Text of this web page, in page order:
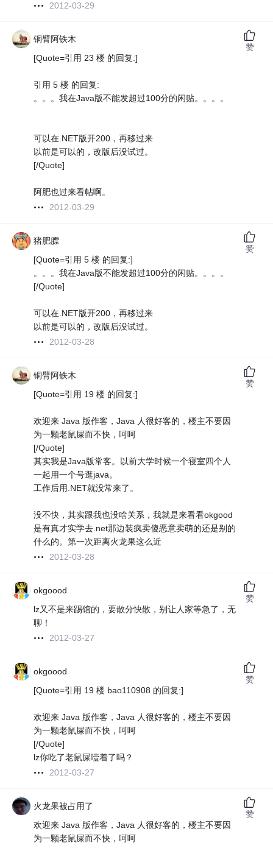
2012-03-29
铜臂阿铁木
[Quote=引用 23 楼 的回复:]
引用 5 楼 的回复:
。。。我在Java版不能发超过100分的闲贴。。。。
可以在.NET版开200，再移过来
以前是可以的，改版后没试过。
[/Quote]
阿肥也过来看帖啊。
2012-03-29
赞
猪肥膘
[Quote=引用 5 楼 的回复:]
。。。我在Java版不能发超过100分的闲贴。。。。
[/Quote]
可以在.NET版开200，再移过来
以前是可以的，改版后没试过。
2012-03-28
赞
铜臂阿铁木
[Quote=引用 19 楼 的回复:]
欢迎来 Java 版作客，Java 人很好客的，楼主不要因
为一颗老鼠屎而不快，呵呵
[/Quote]
其实我是Java版常客。以前大学时候一个寝室四个人
一起用一个号逛java。
工作后用.NET就没常来了。
没不快，其实跟我也没啥关系，我就是来看看okgood
是有真才实学去.net那边装疯卖傻恶意卖萌的还是别的
什么的。第一次距离火龙果这么近
2012-03-28
赞
okgoood
lz又不是来踢馆的，要散分快散，别让人家等急了，无
聊！
2012-03-27
赞
okgoood
[Quote=引用 19 楼 bao110908 的回复:]
欢迎来 Java 版作客，Java 人很好客的，楼主不要因
为一颗老鼠屎而不快，呵呵
[/Quote]
lz你吃了老鼠屎噎着了吗？
2012-03-27
赞
火龙果被占用了
欢迎来 Java 版作客，Java 人很好客的，楼主不要因
为一颗老鼠屎而不快，呵呵
赞